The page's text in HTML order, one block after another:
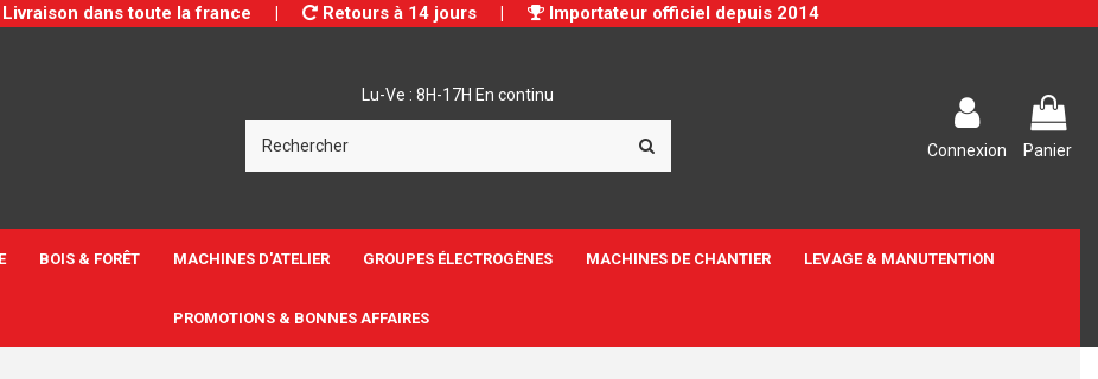
dans toute la france | Retours à 14 jours | Importateur officiel depuis 2014
Lu-Ve : 8H-17H En continu
Connexion Panier
BOIS & FORÊT MACHINES D'ATELIER GROUPES ÉLECTROGÈNES MACHINES DE CHANTIER LEVAGE & MANUTENTION
PROMOTIONS & BONNES AFFAIRES